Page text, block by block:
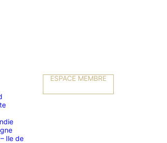
Ile de
ESPACE MEMBRE